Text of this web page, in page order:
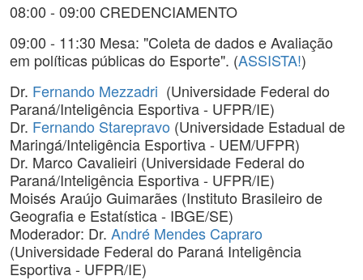
08:00 - 09:00 CREDENCIAMENTO
09:00 - 11:30 Mesa: "Coleta de dados e Avaliação
em políticas públicas do Esporte". (ASSISTA!)
Dr. Fernando Mezzadri (Universidade Federal do
Paraná/Inteligência Esportiva - UFPR/IE)
Dr. Fernando Starepravo (Universidade Estadual de
Maringá/Inteligência Esportiva - UEM/UFPR)
Dr. Marco Cavalieiri (Universidade Federal do
Paraná/Inteligência Esportiva - UFPR/IE)
Moisés Araújo Guimarães (Instituto Brasileiro de
Geografia e Estatística - IBGE/SE)
Moderador: Dr. André Mendes Capraro
(Universidade Federal do Paraná Inteligência
Esportiva - UFPR/IE)